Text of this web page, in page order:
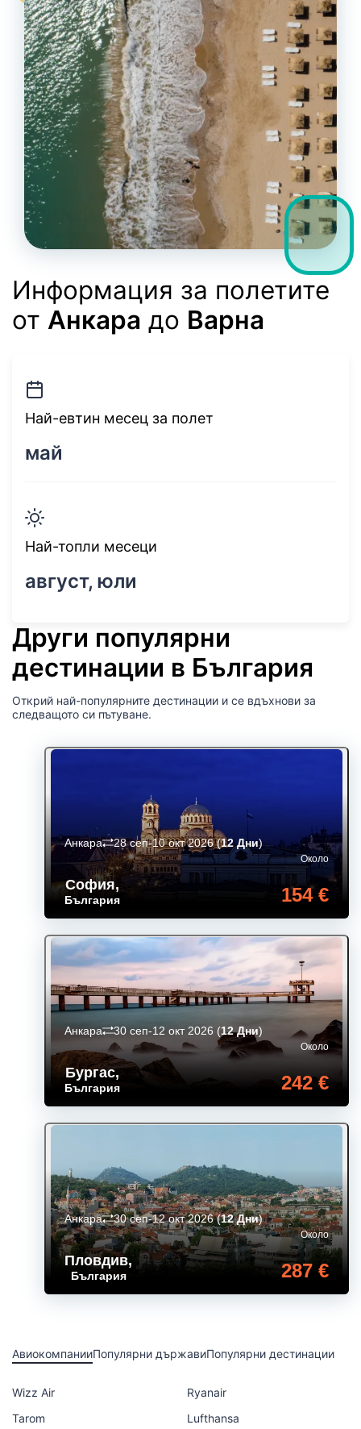
Информация за полетите
от Анкара до Варна
Най-евтин месец за полет
май
Най-топли месеци
август, юли
Други популярни
дестинации в България
Открий най-популярните дестинации и се вдъхнови за
следващото си пътуване.
София,
България
Около
154 €
Анкара 28 сеп-10 окт 2026(12 Дни)
Бургас,
България
Около
242 €
Анкара 30 сеп-12 окт 2026 (12 Дни)
Пловдив,
България
Около
287 €
Анкара 30 сеп-12 окт 2026(12 Дни)
АвиокомпанииПопулярни държавиПопулярни дестинации
Wizz Air
Ryanair
Tarom
Lufthansa